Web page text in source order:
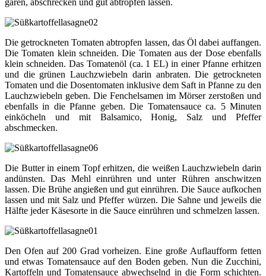
garen, abschrecken und gut abtropfen lassen.
Die getrockneten Tomaten abtropfen lassen, das Öl dabei auffangen.
Die Tomaten klein schneiden. Die Tomaten aus der Dose ebenfalls
klein schneiden. Das Tomatenöl (ca. 1 EL) in einer Pfanne erhitzen
und die grünen Lauchzwiebeln darin anbraten. Die getrockneten
Tomaten und die Dosentomaten inklusive dem Saft in Pfanne zu den
Lauchzwiebeln geben. Die Fenchelsamen im Mörser zerstoßen und
ebenfalls in die Pfanne geben. Die Tomatensauce ca. 5 Minuten
einköcheln und mit Balsamico, Honig, Salz und Pfeffer
abschmecken.
Die Butter in einem Topf erhitzen, die weißen Lauchzwiebeln darin
andünsten. Das Mehl einrühren und unter Rühren anschwitzen
lassen. Die Brühe angießen und gut einrühren. Die Sauce aufkochen
lassen und mit Salz und Pfeffer würzen. Die Sahne und jeweils die
Hälfte jeder Käsesorte in die Sauce einrühren und schmelzen lassen.
Den Ofen auf 200 Grad vorheizen. Eine große Auflaufform fetten
und etwas Tomatensauce auf den Boden geben. Nun die Zucchini,
Kartoffeln und Tomatensauce abwechselnd in die Form schichten.